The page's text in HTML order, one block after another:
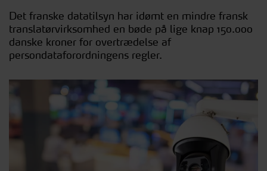
Det franske datatilsyn har idømt en mindre fransk
translatørvirksomhed en bøde på lige knap 150.000
danske kroner for overtrædelse af
persondataforordningens regler.